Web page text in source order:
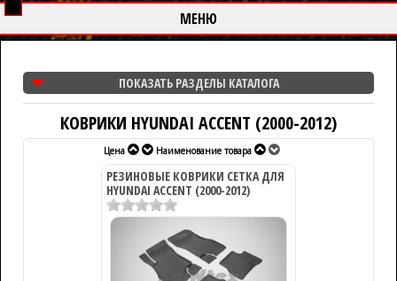
МЕНЮ
ПОКАЗАТЬ РАЗДЕЛЫ КАТАЛОГА
КОВРИКИ HYUNDAI ACCENT (2000-2012)
Цена Наименование товара
РЕЗИНОВЫЕ КОВРИКИ СЕТКА ДЛЯ
HYUNDAI ACCENT (2000-2012)